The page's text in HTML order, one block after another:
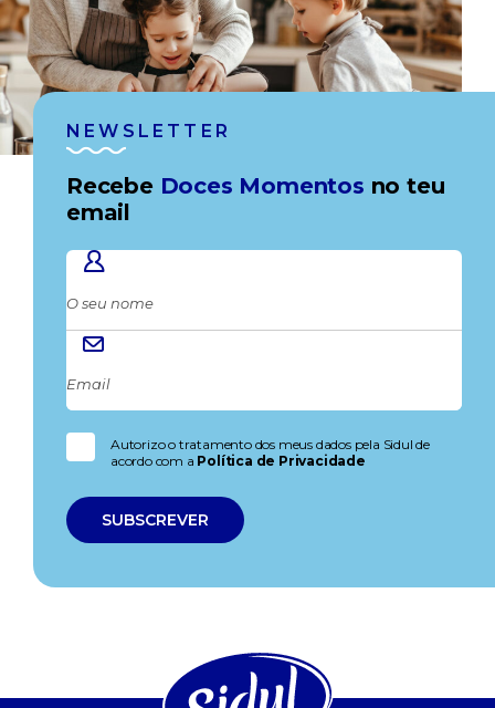
NEWSLETTER
Recebe Doces Momentos no teu
email
Autorizo o tratamento dos meus dados pela Sidul de
acordo com a Política de Privacidade